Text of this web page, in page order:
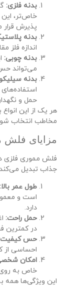
بدنه فلزی:
خاص‌تر، این
پذیرش قرار
بدنه
اندازه فلز
بدنه چوبی:
می‌تواند
بدنه
حمل و
هر یک از این
مخاطب انتخاب
مزایای فلش
فلش مموری فلزی
جذاب تبدیل
طول عمر بالا:
است و
دارد.
حمل راحت:
در کمترین
حس
احساسی از
امکان
خاص به روی
این ویژگی‌ها همه